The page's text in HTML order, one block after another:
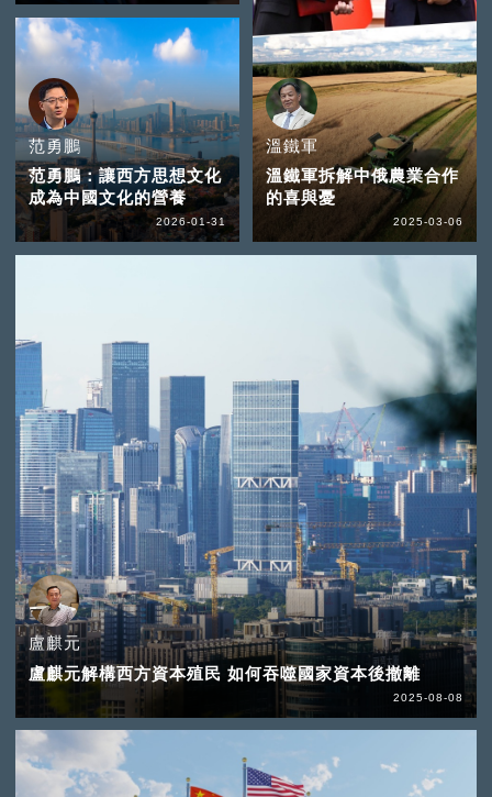
范勇鵬
范勇鵬：讓西方思想文化
成為中國文化的營養
2026-01-31
盧麒元
盧麒元解構西方資本殖民 如何吞噬國家資本後撤離
2025-08-08
溫鐵軍
溫鐵軍拆解中俄農業合作
的喜與憂
2025-03-06